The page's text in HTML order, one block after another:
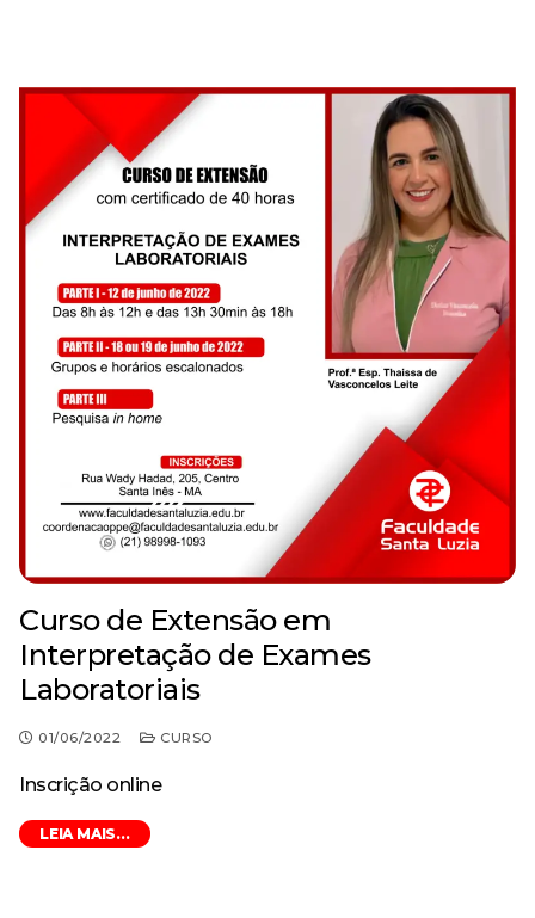
Curso de Extensão em
Interpretação de Exames
Laboratoriais
01/06/2022 CURSO
Inscrição online
LEIA MAIS...